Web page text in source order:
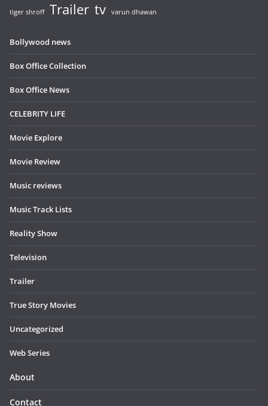
tiger shroff Trailer tv varun dhawan
Bollywood news
Box Office Collection
Box Office News
CELEBRITY LIFE
Movie Explore
Movie Review
Music reviews
Music Track Lists
Reality Show
Television
Trailer
True Story Movies
Uncategorized
Web Series
About
Contact